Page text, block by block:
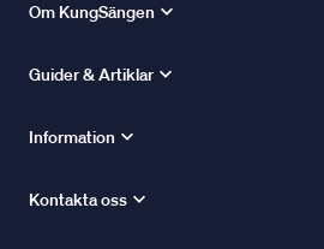
Om KungSängen
Guider & Artiklar
Information
Kontakta oss